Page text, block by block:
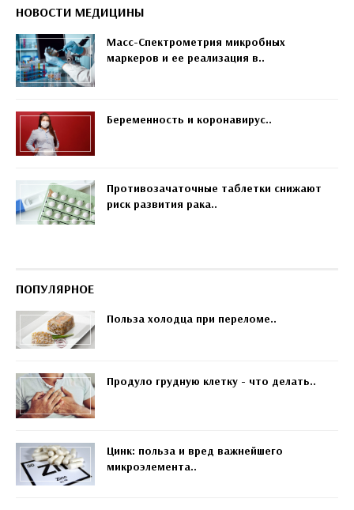
НОВОСТИ МЕДИЦИНЫ
Масс-Спектрометрия микробных
маркеров и ее реализация в..
Беременность и коронавирус..
Противозачаточные таблетки снижают
риск развития рака..
ПОПУЛЯРНОЕ
Польза холодца при переломе..
Продуло грудную клетку - что делать..
Цинк: польза и вред важнейшего
микроэлемента..